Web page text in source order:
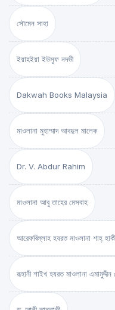
সৌমেন সাহা
ইয়াহইয়া ইউসুফ নদভী
Dakwah Books Malaysia
মাওলানা মুহাম্মাদ আবদুল মালেক
Dr. V. Abdur Rahim
মাওলানা আবু তাহের মেসবাহ
আরেফবিল্লাহ হযরত মাওলানা শাহ্
রূহানী শাইখ হযরত মাওলানা এমামুদ্দীন